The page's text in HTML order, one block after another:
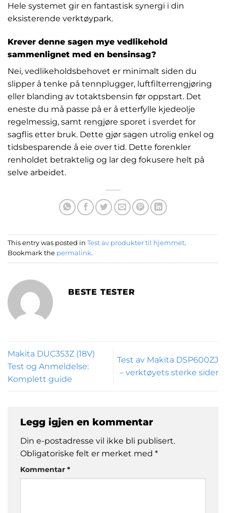
Hele systemet gir en fantastisk synergi i din
eksisterende verktøypark.
Krever denne sagen mye vedlikehold
sammenlignet med en bensinsag?
Nei, vedlikeholdsbehovet er minimalt siden du
slipper å tenke på tennplugger, luftfilterrengjøring
eller blanding av totaktsbensin før oppstart. Det
eneste du må passe på er å etterfylle kjedeolje
regelmessig, samt rengjøre sporet i sverdet for
sagflis etter bruk. Dette gjør sagen utrolig enkel og
tidsbesparende å eie over tid. Dette forenkler
renholdet betraktelig og lar deg fokusere helt på
selve arbeidet.
This entry was posted in Test av produkter til hjemmet.
Bookmark the permalink.
BESTE TESTER
Makita DUC353Z (18V)
Test og Anmeldelse:
Komplett guide
Test av Makita DSP600ZJ
– verktøyets sterke sider
Legg igjen en kommentar
Din e-postadresse vil ikke bli publisert.
Obligatoriske felt er merket med *
Kommentar *